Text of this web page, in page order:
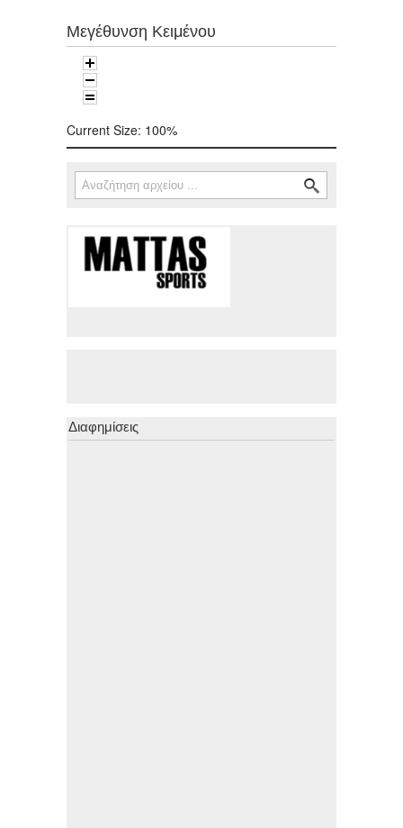
Μεγέθυνση Κειμένου
Current Size: 100%
Φόρμα αναζήτησης
Αναζήτηση
Διαφημίσεις